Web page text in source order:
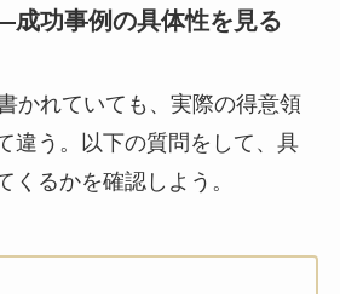
功事例の具体性を見る
かれていても、実際の得意領
違う。以下の質問をして、具
くるかを確認しよう。